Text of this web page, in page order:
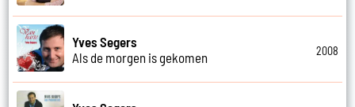
Yves Segers
Als de morgen is gekomen
2008